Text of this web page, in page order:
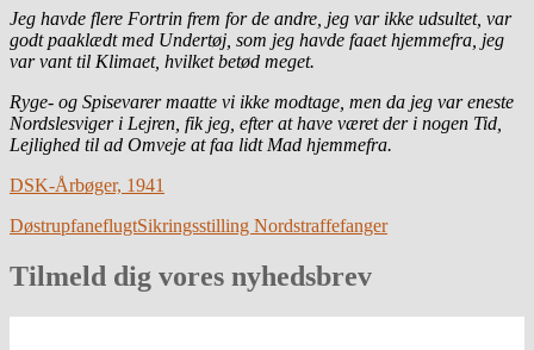
Jeg havde flere Fortrin frem for de andre, jeg var ikke udsultet, var
godt paaklædt med Undertøj, som jeg havde faaet hjemmefra, jeg
var vant til Klimaet, hvilket betød meget.
Ryge- og Spisevarer maatte vi ikke modtage, men da jeg var eneste
Nordslesviger i Lejren, fik jeg, efter at have været der i nogen Tid,
Lejlighed til ad Omveje at faa lidt Mad hjemmefra.
DSK-Årbøger, 1941
DøstrupfaneflugtSikringsstilling Nordstraffefanger
Tilmeld dig vores nyhedsbrev